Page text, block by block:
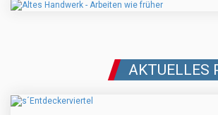
AKTUELLES